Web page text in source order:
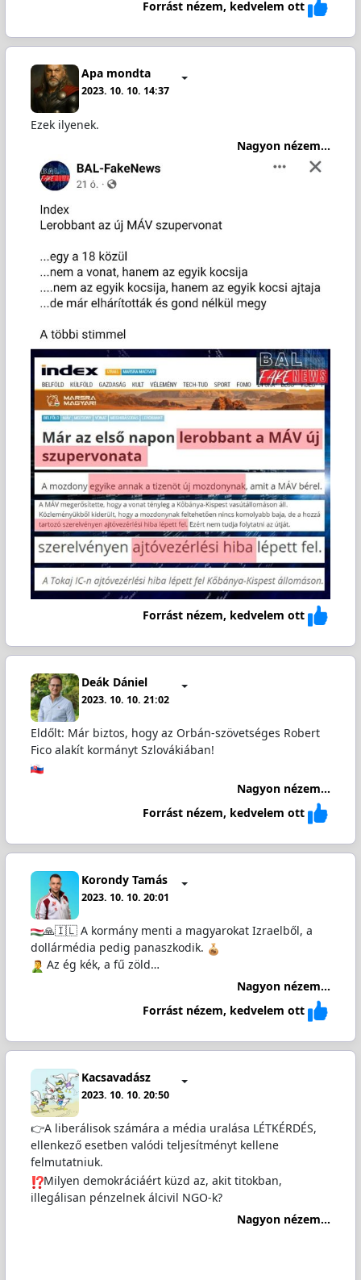
Forrást nézem, kedvelem ott
Apa mondta
2023. 10. 10. 14:37
Ezek ilyenek.
Nagyon nézem...
Forrást nézem, kedvelem ott
Deák Dániel
2023. 10. 10. 21:02
Eldőlt: Már biztos, hogy az Orbán-szövetséges Robert
Fico alakít kormányt Szlovákiában!
Nagyon nézem...
Forrást nézem, kedvelem ott
Korondy Tamás
2023. 10. 10. 20:01
🙏🇮🇱 A kormány menti a magyarokat Izraelből, a
dollármédia pedig panaszkodik.
️ Az ég kék, a fű zöld…
Nagyon nézem...
Forrást nézem, kedvelem ott
Kacsavadász
2023. 10. 10. 20:50
👉A liberálisok számára a média uralása LÉTKÉRDÉS,
ellenkező esetben valódi teljesítményt kellene
felmutatniuk.
️Milyen demokráciáért küzd az, akit titokban,
illegálisan pénzelnek álcivil NGO-k?
Nagyon nézem...